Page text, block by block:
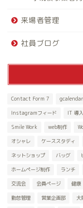
来場者管理
社員ブログ
Contact Form 7
Instagramフィード IT 導
Smile Work web制作
オシャレ ケーススタディ
ネットショップ バッグ
ホームページ制作 ランチ
交流会 会員ページ 健康
勤怠管理 営業企画部 大